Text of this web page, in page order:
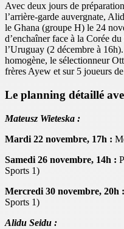
Avec deux jours de
l’arrière-garde auvergnate,
le Ghana (groupe H) le 24
d’enchaîner face à la Corée
l’Uruguay (2 décembre à
homogène, le sélectionneur
frères Ayew et sur 5 joueurs
Le planning détaillé
Mateusz Wieteska :
Mardi 22 novembre, 17h :
Samedi 26 novembre, 14h :
Sports 1)
Mercredi 30 novembre, 20h :
Sports 1)
Alidu Seidu :